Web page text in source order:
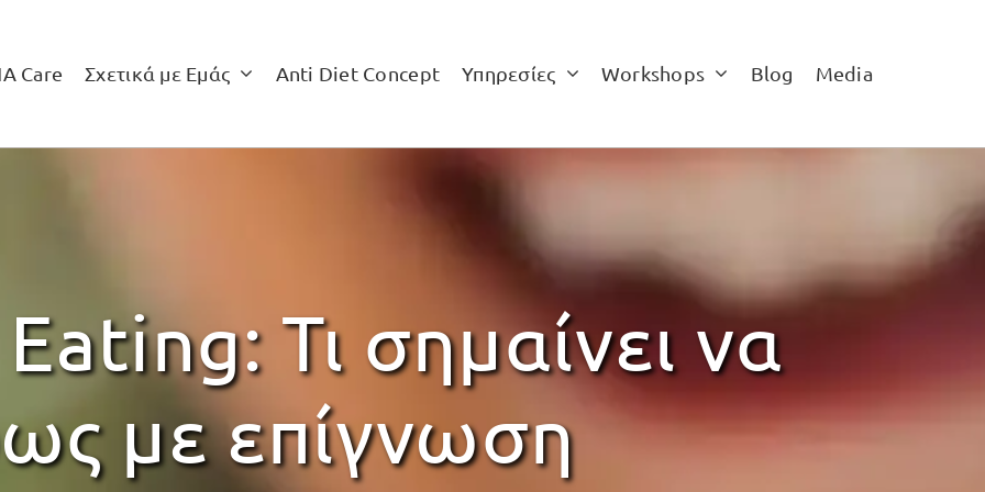
Care Σχετικά με Εμάς Anti Diet Concept Υπηρεσίες Workshops Blog Media
Τι σημαίνει να
με επίγνωση